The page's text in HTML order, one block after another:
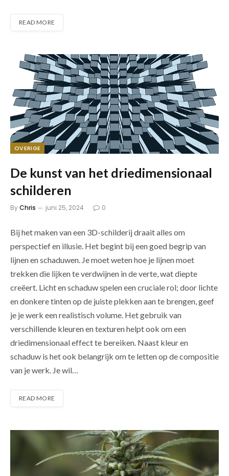
READ MORE
OVERIGE
De kunst van het driedimensionaal
schilderen
ByChris juni 25, 2024 0
Bij het maken van een 3D-schilderij draait alles om
perspectief en illusie. Het begint bij een goed begrip van
lijnen en schaduwen. Je moet weten hoe je lijnen moet
trekken die lijken te verdwijnen in de verte, wat diepte
creëert. Licht en schaduw spelen een cruciale rol; door lichte
en donkere tinten op de juiste plekken aan te brengen, geef
je je werk een realistisch volume. Het gebruik van
verschillende kleuren en texturen helpt ook om een
driedimensionaal effect te bereiken. Naast kleur en
schaduw is het ook belangrijk om te letten op de compositie
van je werk. Je wil…
READ MORE